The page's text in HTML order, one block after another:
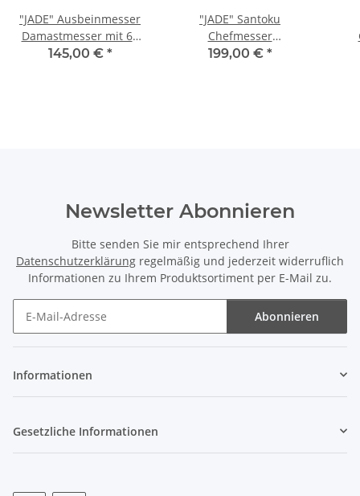
"JADE" Ausbeinmesser
Damastmesser mit 67
Lagen 14,5 cm lange
145,00 € *
"JADE" Santoku
Chefmesser
Damastmesser mit 67
199,00 € *
Newsletter Abonnieren
Bitte senden Sie mir entsprechend Ihrer
Datenschutzerklärung regelmäßig und jederzeit widerruflich
Informationen zu Ihrem Produktsortiment per E-Mail zu.
Abonnieren
Informationen
Gesetzliche Informationen